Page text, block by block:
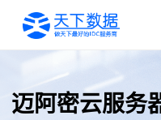
迈阿密云服务